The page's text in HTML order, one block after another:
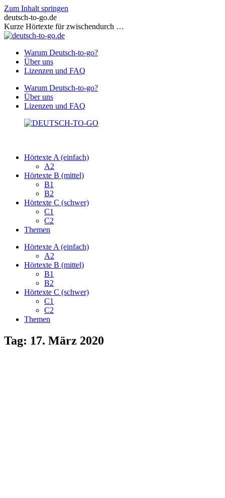
Zum Inhalt springen
deutsch-to-go.de
Kurze Hörtexte für zwischendurch …
Warum Deutsch-to-go?
Über uns
Lizenzen und FAQ
Warum Deutsch-to-go?
Über uns
Lizenzen und FAQ
Hörtexte A (einfach)
A2
Hörtexte B (mittel)
B1
B2
Hörtexte C (schwer)
C1
C2
Themen
Hörtexte A (einfach)
A2
Hörtexte B (mittel)
B1
B2
Hörtexte C (schwer)
C1
C2
Themen
Tag: 17. März 2020